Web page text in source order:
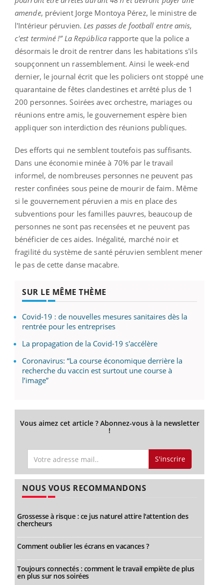
amende, prévient Jorge Montoya Pérez, le ministre de
l'Intérieur péruvien.Les passes de football entre amis,
c'est terminé !” La Repúblicarapporte que la police a
désormais le droit de rentrer dans les habitations s'ils
soupçonnent un rassemblement. Ainsi le week-end
dernier, le journal écrit que les policiers ont stoppé une
quarantaine de fêtes clandestines et arrêté plus de 1
200 personnes. Soirées avec orchestre, mariages ou
réunions entre amis, le gouvernement espère bien
appliquer son interdiction des réunions publiques.
Des efforts qui ne semblent toutefois pas suffisants.
Dans une économie minée à 70% par le travail
informel, de nombreuses personnes ne peuvent pas
rester confinées sous peine de mourir de faim. Même
si le gouvernement péruvien a mis en place des
subventions pour les familles pauvres, beaucoup de
personnes ne sont pas recensées et ne peuvent pas
bénéficier de ces aides. Inégalité, marché noir et
fragilité du système de santé péruvien semblent mener
le pas de cette danse macabre.
SUR LE MÊME THÈME
Covid-19 : de nouvelles mesures sanitaires dès la
rentrée pour les entreprises
La propagation de la Covid-19 s'accélère
Coronavirus: “La course économique derrière la
recherche du vaccin est surtout une course à
l’image”
Vous aimez cet article ? Abonnez-vous à la newsletter
!
S'inscrire
NOUS VOUS RECOMMANDONS
Grossesse à risque : ce jus naturel attire l'attention des
chercheurs
Comment oublier les écrans en vacances ?
Toujours connectés : comment le travail empiète de plus
en plus sur nos soirées